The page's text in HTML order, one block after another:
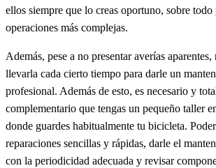
ellos siempre que lo creas oportuno, sobre todo
operaciones más complejas.
Además, pese a no presentar averías aparentes,
llevarla cada cierto tiempo para darle un
profesional. Además de esto, es necesario y
complementario que tengas un pequeño taller
donde guardes habitualmente tu bicicleta.
reparaciones sencillas y rápidas, darle el
con la periodicidad adecuada y revisar